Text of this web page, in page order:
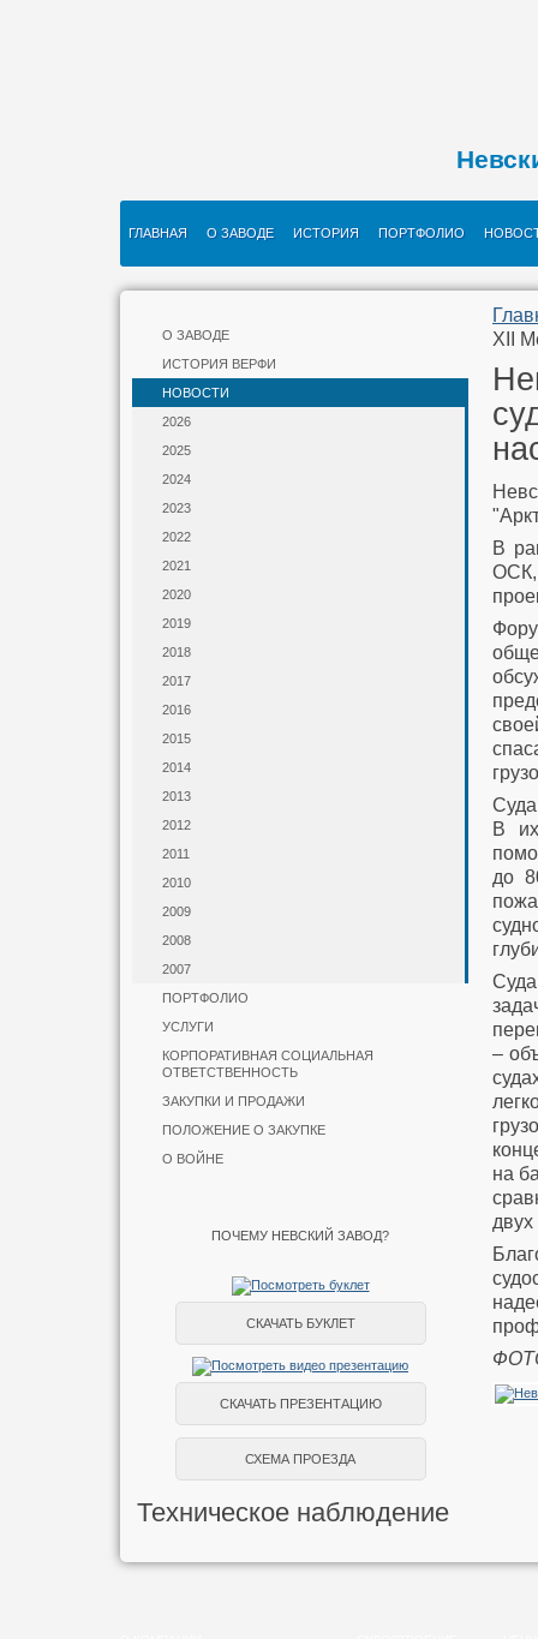
ГЛАВНАЯ О ЗАВОДЕ ИСТОРИЯ ПОРТФОЛИО
О ЗАВОДЕ
ИСТОРИЯ ВЕРФИ
НОВОСТИ
2026
2025
2024
2023
2022
2021
2020
2019
2018
2017
2016
2015
2014
2013
2012
2011
2010
2009
2008
2007
ПОРТФОЛИО
УСЛУГИ
КОРПОРАТИВНАЯ СОЦИАЛЬНАЯ
ОТВЕТСТВЕННОСТЬ
ЗАКУПКИ И ПРОДАЖИ
ПОЛОЖЕНИЕ О ЗАКУПКЕ
О ВОЙНЕ
ПОЧЕМУ НЕВСКИЙ ЗАВОД?
СКАЧАТЬ БУКЛЕТ
СКАЧАТЬ ПРЕЗЕНТАЦИЮ
СХЕМА ПРОЕЗДА
Техническое наблюдение
XII
В
ОСК,
В их
до
–
на